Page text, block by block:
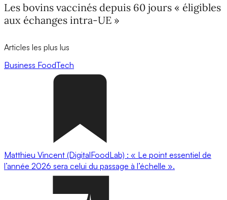
Les bovins vaccinés depuis 60 jours « éligibles
aux échanges intra-UE »
Articles les plus lus
Business FoodTech
Matthieu Vincent (DigitalFoodLab) : « Le point essentiel de
l’année 2026 sera celui du passage à l’échelle ».